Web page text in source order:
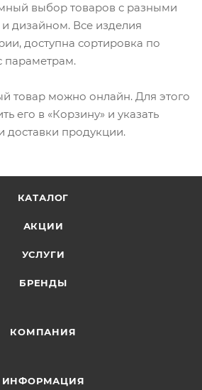
выбор товаров с разными
дизайном. Все изделия
доступна сортировка по
параметрам.
товар можно онлайн. Для этого
его в «Корзину» и указать
доставки продукции.
КАТАЛОГ
АКЦИИ
УСЛУГИ
БРЕНДЫ
КОМПАНИЯ
ИНФОРМАЦИЯ